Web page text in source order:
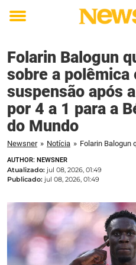
Toggle
Folarin Balogun
sobre a polêmica
suspensão após
por 4 a 1 para a
do Mundo
Newsner » Notícia »
AUTHOR: NEWSNER
Atualizado: jul 08, 2026, 01:49
Publicado: jul 08, 2026, 01:49